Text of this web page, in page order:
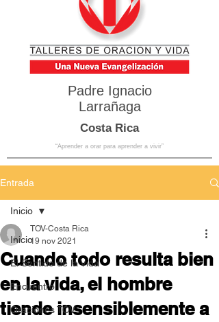
Padre Ignacio
Larrañaga
Costa Rica
“Aprender a orar para aprender a vivir”
Entrada
Inicio
El Sentido de la Vida
Encuentro
Oraciones TOV
Inicio
Cuando todo resulta bien
en la vida, el hombre
tiende insensiblemente a
TOV-Costa Rica
19 nov 2021